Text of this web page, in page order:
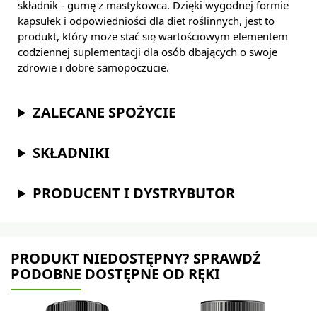
składnik - gumę z mastykowca. Dzięki wygodnej formie
kapsułek i odpowiedniości dla diet roślinnych, jest to
produkt, który może stać się wartościowym elementem
codziennej suplementacji dla osób dbających o swoje
zdrowie i dobre samopoczucie.
ZALECANE SPOŻYCIE
SKŁADNIKI
PRODUCENT I DYSTRYBUTOR
PRODUKT NIEDOSTĘPNY? SPRAWDŹ
PODOBNE DOSTĘPNE OD RĘKI